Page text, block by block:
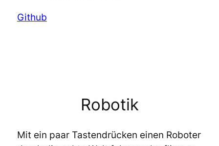
Github
Robotik
Mit ein paar Tastendrücken einen Roboter